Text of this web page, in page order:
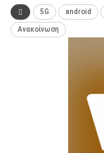
5G android
Ανακοίνωση